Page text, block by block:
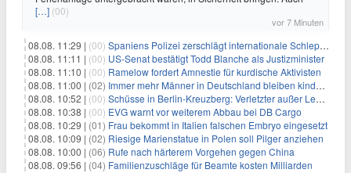
[…] (00)
vor 7 Minuten
08.08. 11:29 | (00) Spaniens Polizei zerschlägt internationale Schlepperbande
08.08. 11:11 | (00) US-Senat bestätigt Todd Blanche als Justizminister
08.08. 11:10 | (00) Ramelow fordert Amnestie für kurdische Aktivisten
08.08. 11:00 | (02) Immer mehr Männer in Deutschland bleiben kinderlos
08.08. 10:52 | (00) Schüsse in Berlin-Kreuzberg: Verletzter außer Lebensgefahr
08.08. 10:38 | (00) EVG warnt vor weiterem Abbau bei DB Cargo
08.08. 10:29 | (01) Frau bekommt in Italien falschen Embryo eingesetzt
08.08. 10:09 | (02) Riesige Marienstatue in Polen soll Pilger anziehen
08.08. 10:00 | (06) Rufe nach härterem Vorgehen gegen China
08.08. 09:56 | (04) Familienzuschläge für Beamte kosten Milliarden